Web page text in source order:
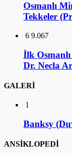
Osmanlı
Tekkeler
6 9.067
İlk Osmanlı
Dr. Necla
GALERİ
1
Banksy
ANSİKLOPEDİ